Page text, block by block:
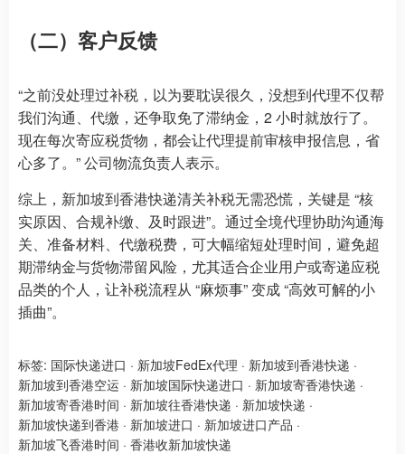
（二）客户反馈
“之前没处理过补税，以为要耽误很久，没想到代理不仅帮
我们沟通、代缴，还争取免了滞纳金，2 小时就放行了。
现在每次寄应税货物，都会让代理提前审核申报信息，省
心多了。” 公司物流负责人表示。
综上，新加坡到香港快递清关补税无需恐慌，关键是 “核
实原因、合规补缴、及时跟进”。通过全境代理协助沟通海
关、准备材料、代缴税费，可大幅缩短处理时间，避免超
期滞纳金与货物滞留风险，尤其适合企业用户或寄递应税
品类的个人，让补税流程从 “麻烦事” 变成 “高效可解的小
插曲”。
标签: 国际快递进口 · 新加坡FedEx代理 · 新加坡到香港快递 ·
新加坡到香港空运 · 新加坡国际快递进口 · 新加坡寄香港快递 ·
新加坡寄香港时间 · 新加坡往香港快递 · 新加坡快递 ·
新加坡快递到香港 · 新加坡进口 · 新加坡进口产品 ·
新加坡飞香港时间 · 香港收新加坡快递